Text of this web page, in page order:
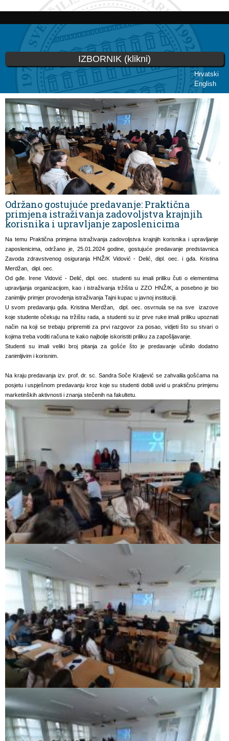
Skoči
glavni
sadržaj
Hrvatski
English
IZBORNIK (klikni)
Vi ste ovdje
Održano gostujuće predavanje: Praktična
primjena istraživanja zadovoljstva krajnjih
korisnika i upravljanje zaposlenicima
Na temu Praktična primjena istraživanja zadovoljstva krajnjih korisnika i upravljanje
zaposlenicima, održano je, 25.01.2024 godine, gostujuće predavanje predstavnica
Zavoda zdravstvenog osiguranja HNŽ/K Vidović - Delić, dipl. oec. i gđa. Kristina
Merdžan, dipl. oec.
Od gđe. Irene Vidović - Delić, dipl. oec. studenti su imali priliku čuti o elementima
upravljanja organizacijom, kao i istraživanja tržišta u ZZO HNŽ/K, a posebno je bio
zanimljiv primjer provođenja istraživanja Tajni kupac u javnoj instituciji.
U svom predavanju gđa. Kristina Merdžan, dipl. oec. osvrnula se na sve izazove
koje studente očekuju na tržištu rada, a studenti su iz prve ruke imali priliku upoznati
način na koji se trebaju pripremiti za prvi razgovor za posao, vidjeti što su stvari o
kojima treba voditi računa te kako najbolje iskoristiti priliku za zapošljavanje.
Studenti su imali veliki broj pitanja za gošće što je predavanje učinilo dodatno
zanimljivim i korisnim.
Na kraju predavanja izv. prof. dr. sc. Sandra Soče Kraljević se zahvalila gošćama na
posjetu i uspješnom predavanju kroz koje su studenti dobili uvid u praktičnu primjenu
marketinških aktivnosti i znanja stečenih na fakultetu.